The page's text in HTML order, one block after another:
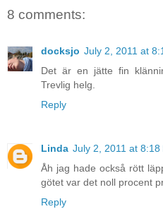
8 comments:
docksjo July 2, 2011 at
Det är en jätte fin
Trevlig helg.
Reply
Linda July 2, 2011 at 8:18
Åh jag hade också rött
götet var det noll procent
Reply